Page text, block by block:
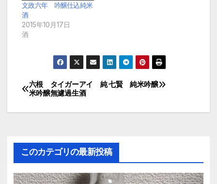
文政六年 吟醸仕込純米
酒
2015年10月17日
酒
投
稿
ビ
ゲ
七賢 純米吟醸
六根 タイガーアイ 純
米吟醸無濾過生酒
このカテゴリの最新投稿